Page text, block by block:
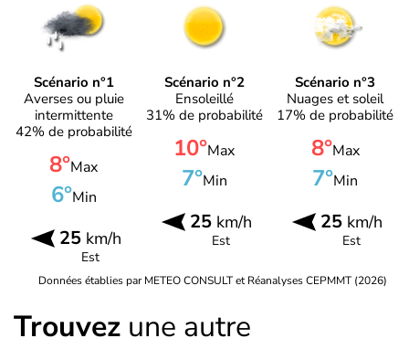
Scénario n°1
Averses ou pluie
intermittente
42% de probabilité
8°Max
6°Min
25km/h
Est
Scénario n°2
Ensoleillé
31% de probabilité
10°Max
7°Min
25km/h
Est
Scénario n°3
Nuages et soleil
17% de probabilité
8°Max
7°Min
25 km/h
Est
Données établies par METEO CONSULT et Réanalyses CEPMMT (2026)
Trouvez une autre